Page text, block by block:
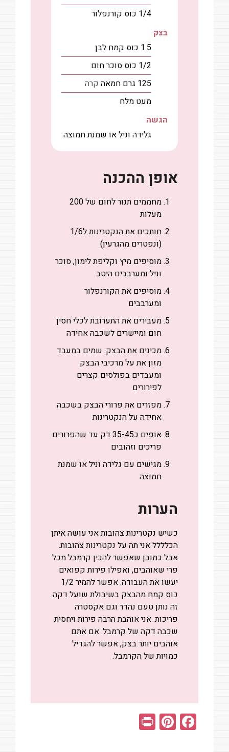
1/4 כוס קורנפלור
בצק
1.5 כוס קמח לבן
1/2 כוס סוכר חום
125 גרם חמאה קרה
מעט מלח
הגשה
גלידה וניל או שמנת חמוצה
אופן ההכנה
מחממים תנור לחום של 200
מעלות
חותכים את הנקטרינות ל1/6
(ונפטרים מהגרעין)
מוסיפים מיץ וקליפת לימון, סוכר
וניל ומערבבים היטב
מוסיפים את הקורנפלור
ומערבבים
מעבירים את התערובת לכלי חסין
חום ומיישרים לשכבה אחידה
מכינים את הבצק: שמים במעבד
מזון את על מרכיבי הבצק
ומעבדים בפולסים קצרים
לפירורים
מפזרים את פרורי הבצק בשכבה
אחידה על הנקטרינות
אופים כ35-45 דק עד שהפרורים
פריכים וזהובים
מגישים עם גלידה וניל או שמנת
חמוצה
הערות
כשיש נקטרינות צהובות אני עושה איתן
הכלללל אני תה על נקטרינות צהובות.
אבל כמובן שאפשר להכין קרמבל מכל
פרי שאוהבים, ואפילו פירות קפואים
יעשו את העבודה.
אפשר להמיר 1/2
כוס קמח מהבצק בשיבולת שועל דקה.
זה נותן טעם נהדר וגם אקסטרה
פריכות.אני אוהבת הרבה פירות ויחסית
שכבה דקה של קרמבל. אם אתם
אוהבים יותר בצק, אפשר להגדיל
כמויות של הקרמבל.
F
a
Pi
nt